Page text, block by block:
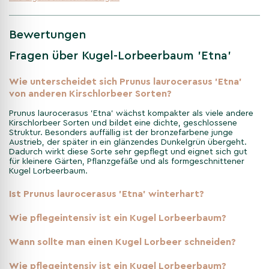
deshalb weniger stark als laubabwerfende Gehölze. Besonders
und die dunklen Beeren nach der Blüte.
Im Winter bleibt der Kugel-Lorbeerbaum 'Etna' belaubt. Die
auch wenn viele andere Pflanzen kahl sind.
Frühling
aus. Im Mai erscheinen cremeweiße, aufrechte
Bewertungen
Fragen über Kugel-Lorbeerbaum 'Etna'
Wie unterscheidet sich Prunus laurocerasus 'Etna'
von anderen Kirschlorbeer Sorten?
Prunus laurocerasus 'Etna' wächst kompakter als viele andere
Kirschlorbeer Sorten und bildet eine dichte, geschlossene
Struktur. Besonders auffällig ist der bronzefarbene junge
Austrieb, der später in ein glänzendes Dunkelgrün übergeht.
Dadurch wirkt diese Sorte sehr gepflegt und eignet sich gut
für kleinere Gärten, Pflanzgefäße und als formgeschnittener
Kugel Lorbeerbaum.
Ist Prunus laurocerasus 'Etna' winterhart?
Wie pflegeintensiv ist ein Kugel Lorbeerbaum?
Wann sollte man einen Kugel Lorbeer schneiden?
Wie pflegeintensiv ist ein Kugel Lorbeerbaum?